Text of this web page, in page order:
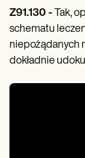
Z91.130 - Tak,
schematu
niepożądanych
dokładnie